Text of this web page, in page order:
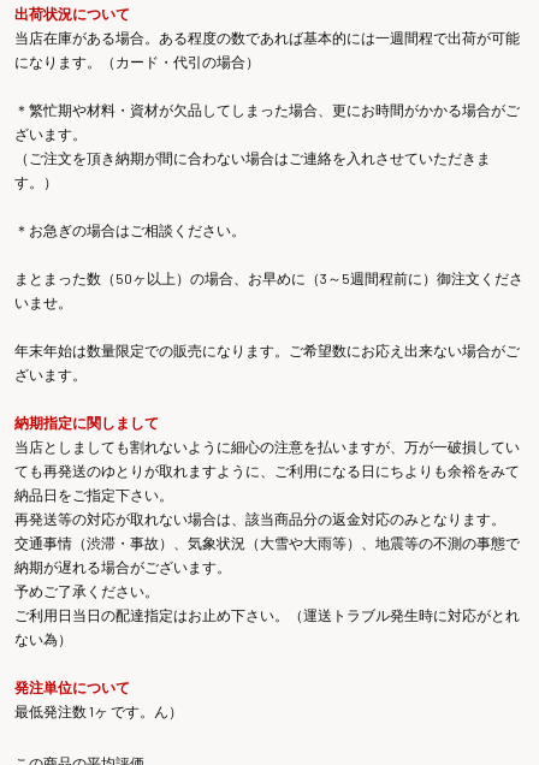
出荷状況について
当店在庫がある場合。ある程度の数であれば基本的には一週間程で出荷が可能
になります。（カード・代引の場合）
＊繁忙期や材料・資材が欠品してしまった場合、更にお時間がかかる場合がご
ざいます。
（ご注文を頂き納期が間に合わない場合はご連絡を入れさせていただきま
す。）
＊お急ぎの場合はご相談ください。
まとまった数（50ヶ以上）の場合、お早めに（3～5週間程前に）御注文くださ
いませ。
年末年始は数量限定での販売になります。ご希望数にお応え出来ない場合がご
ざいます。
納期指定に関しまして
当店としましても割れないように細心の注意を払いますが、万が一破損してい
ても再発送のゆとりが取れますように、ご利用になる日にちよりも余裕をみて
納品日をご指定下さい。
再発送等の対応が取れない場合は、該当商品分の返金対応のみとなります。
交通事情（渋滞・事故）、気象状況（大雪や大雨等）、地震等の不測の事態で
納期が遅れる場合がございます。
予めご了承ください。
ご利用日当日の配達指定はお止め下さい。（運送トラブル発生時に対応がとれ
ない為）
発注単位について
最低発注数 1ヶ です。ん）